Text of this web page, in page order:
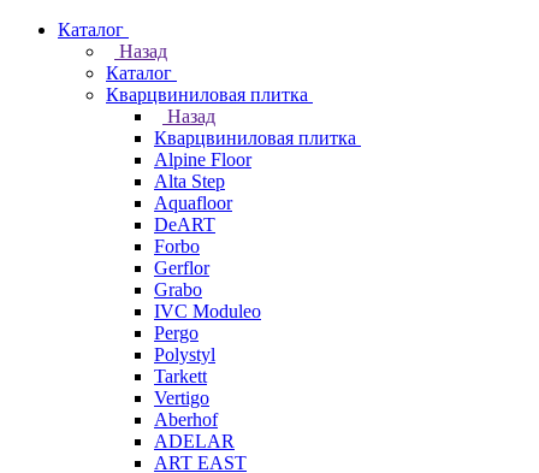
Каталог
Назад
Каталог
Кварцвиниловая плитка
Назад
Кварцвиниловая плитка
Alpine Floor
Alta Step
Aquafloor
DeART
Forbo
Gerflor
Grabo
IVC Moduleo
Pergo
Polystyl
Tarkett
Vertigo
Aberhof
ADELAR
ART EAST